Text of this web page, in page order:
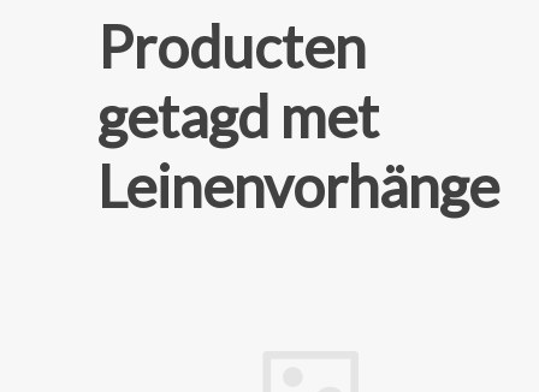
Producten
getagd met
Leinenvorhänge